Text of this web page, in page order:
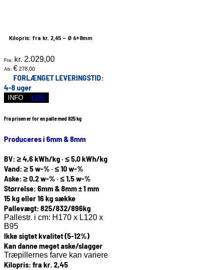
Kilopris: fra kr. 2,45 – Ø 6+8mm
Fra: kr. 2.029,00
Ab: € 278,00
FORLÆNGET LEVERINGSTID:
4-8 uger
INFO KØB
Fra prisen er for en palle med 825 kg
Produceres i 6mm & 8mm
BV: ≥ 4,6 kWh/kg · ≤ 5,0 kWh/kg
Vand: ≥ 5 w-% · ≤ 10 w-%
Aske: ≥ 0,2 w-% · ≤ 1,5 w-%
Størrelse: 6mm & 8mm ± 1 mm
15 kg eller 16 kg sække
Pallevægt: 825/832/896kg
Pallestr. i cm: H170 x L120 x
B95
Ikke sigtet kvalitet (5-12%)
Kan danne meget aske/slagger
Træpillernes farve kan variere
Kilopris: fra kr. 2,45